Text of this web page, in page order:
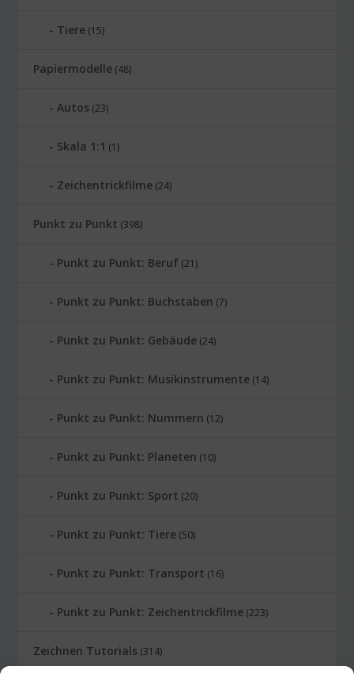
Tiere (15)
Papiermodelle (48)
Autos (23)
Skala 1:1 (1)
Zeichentrickfilme (24)
Punkt zu Punkt (398)
Punkt zu Punkt: Beruf (21)
Punkt zu Punkt: Buchstaben (7)
Punkt zu Punkt: Gebäude (24)
Punkt zu Punkt: Musikinstrumente (14)
Punkt zu Punkt: Nummern (12)
Punkt zu Punkt: Planeten (10)
Punkt zu Punkt: Sport (20)
Punkt zu Punkt: Tiere (50)
Punkt zu Punkt: Transport (16)
Punkt zu Punkt: Zeichentrickfilme (223)
Zeichnen Tutorials (314)